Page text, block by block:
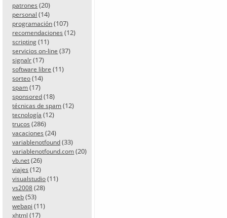
patrones (20)
personal (14)
programación (107)
recomendaciones (12)
scripting (11)
servicios on-line (37)
signalr (17)
software libre (11)
sorteo (14)
spam (17)
sponsored (18)
técnicas de spam (12)
tecnología (12)
trucos (286)
vacaciones (24)
variablenotfound (33)
variablenotfound.com (20)
vb.net (26)
viajes (12)
visualstudio (11)
vs2008 (28)
web (53)
webapi (11)
xhtml (17)